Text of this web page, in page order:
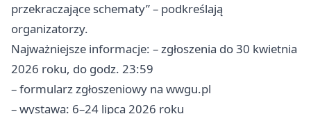
przekraczające schematy” – podkreślają
organizatorzy.
Najważniejsze informacje: – zgłoszenia do 30 kwietnia
2026 roku, do godz. 23:59
– formularz zgłoszeniowy na wwgu.pl
– wystawa: 6–24 lipca 2026 roku